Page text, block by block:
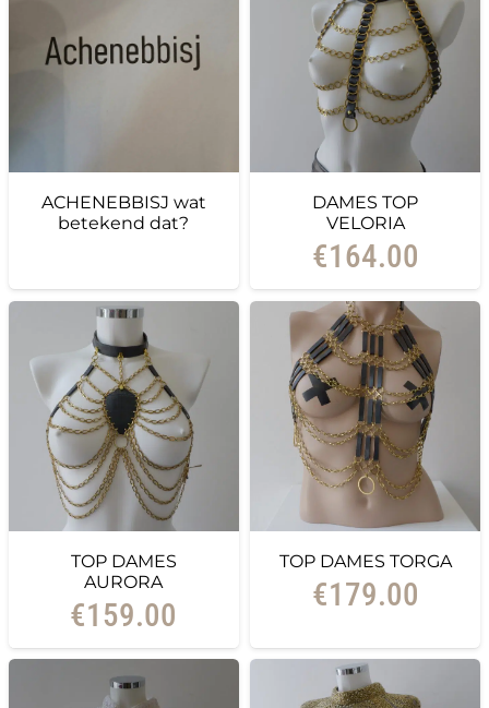
ACHENEBBISJ wat
betekend dat?
DAMES TOP
VELORIA
€164.00
TOP DAMES
AURORA
€159.00
TOP DAMES TORGA
€179.00